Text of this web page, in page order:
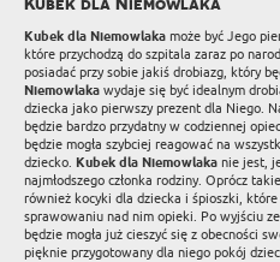
Kubek dla Niemowlaka może być Jego
które przychodzą do szpitala zaraz po
posiadać przy sobie jakiś drobiazg, który
Niemowlaka wydaje się być idealnym
dziecka jako pierwszy prezent dla Niego.
będzie bardzo przydatny w codziennej
będzie mogła szybciej reagować na
dziecko. Kubek dla Niemowlaka nie jest,
najmłodszego członka rodziny. Oprócz
również kocyki dla dziecka i śpioszki,
sprawowaniu nad nim opieki. Po wyjściu
będzie mogła już cieszyć się z obecności
pięknie przygotowany dla niego pokój